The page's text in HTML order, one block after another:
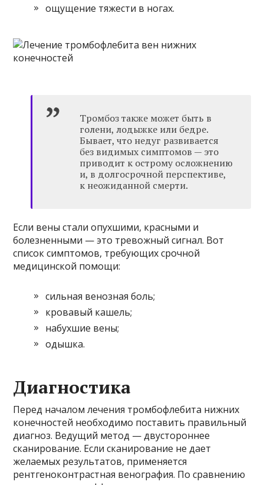
ощущение тяжести в ногах.
Тромбоз также может быть в
голени, лодыжке или бедре.
Бывает, что недуг развивается
без видимых симптомов — это
приводит к острому осложнению
и, в долгосрочной перспективе,
к неожиданной смерти.
Если вены стали опухшими, красными и
болезненными — это тревожный сигнал. Вот
список симптомов, требующих срочной
медицинской помощи:
сильная венозная боль;
кровавый кашель;
набухшие вены;
одышка.
Диагностика
Перед началом лечения тромбофлебита нижних
конечностей необходимо поставить правильный
диагноз. Ведущий метод — двустороннее
сканирование. Если сканирование не дает
желаемых результатов, применяется
рентгеноконтрастная венография. По сравнению